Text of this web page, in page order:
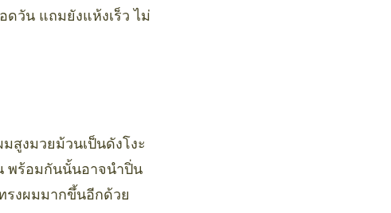
วัน แถมยังแห้งเร็ว ไม่
สูงมวยม้วนเป็นดังโงะ
พร้อมกันนั้นอาจนำปิ่น
รงผมมากขึ้นอีกด้วย